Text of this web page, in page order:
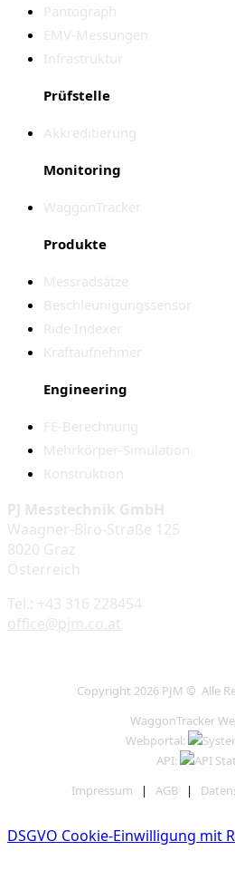
Pantograph
EMV-Messungen
Infrastruktur
Prüfstelle
Akkreditierung
Monitoring
WaggonTracker
Produkte
Messradsätze
Beschleunigungssensor
Ride Indexer
Kraftaufnehmer
Engineering
FE-Berechnung
Mehrkörper-Simulation
Konstruktion
PJ Messtechnik GmbH
Waagner-Biro-Straße 125
8020 Graz
Österreich
Tel.: +43 316 228454
office@pjm.co.at
Copyright 2026 PJM © Alle
WaggonTracker
Webportal:
API:
Impressum | AGB|
DSGVO Cookie-Einwilligung mit